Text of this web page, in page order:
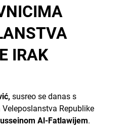
IRAK
susreo se danas s
Republike
Al-Fatlawijem.